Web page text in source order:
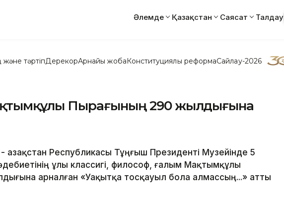
Әлемде Қазақстан Саясат Талдау
және тәртіпДерекқорАрнайы жобаКонституциялық реформаСайлау-2026
Пырағының 290 жылдығына
Қазақстан Республикасы Тұңғыш Президенті Музейінде 5
ұлы классигі, философ, ғалым Мақтымқұлы
арналған «Уақытқа тосқауыл бола алмассың...» атты